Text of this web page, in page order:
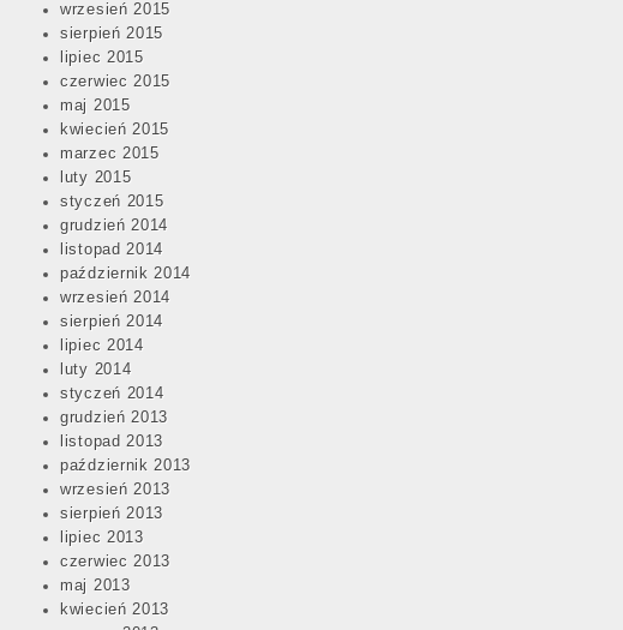
wrzesień 2015
sierpień 2015
lipiec 2015
czerwiec 2015
maj 2015
kwiecień 2015
marzec 2015
luty 2015
styczeń 2015
grudzień 2014
listopad 2014
październik 2014
wrzesień 2014
sierpień 2014
lipiec 2014
luty 2014
styczeń 2014
grudzień 2013
listopad 2013
październik 2013
wrzesień 2013
sierpień 2013
lipiec 2013
czerwiec 2013
maj 2013
kwiecień 2013